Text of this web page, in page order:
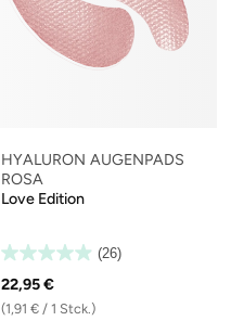
HYALURON AUGENPADS
ROSA
Love Edition
(26)
22,95 €
(1,91 € / 1 Stck.)